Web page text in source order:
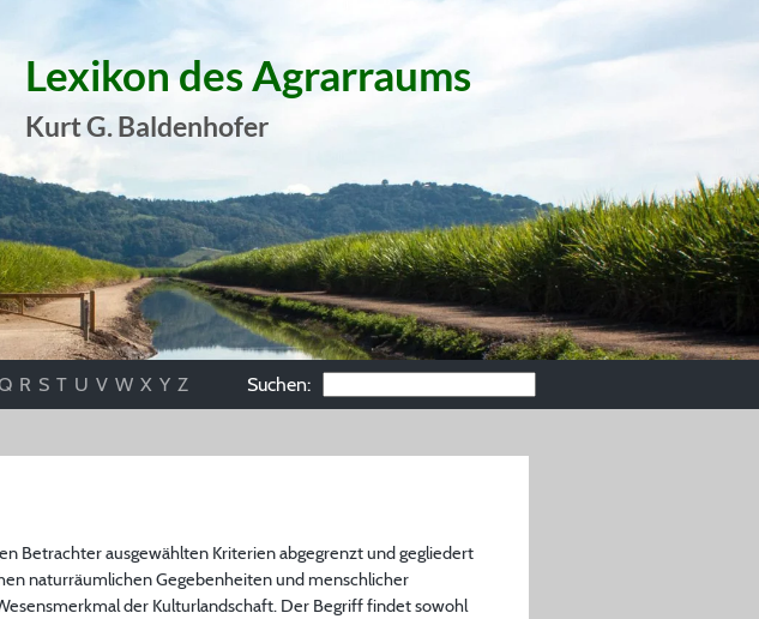
Lexikon des Agrarraums
Kurt G. Baldenhofer
R S T U V W X Y Z Suchen:
Betrachter ausgewählten Kriterien abgegrenzt und gegliedert
naturräumlichen Gegebenheiten und menschlicher
der Kulturlandschaft. Der Begriff findet sowohl